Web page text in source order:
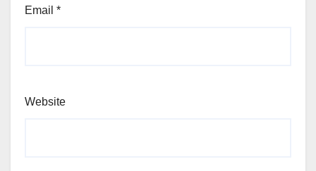
Email *
Website